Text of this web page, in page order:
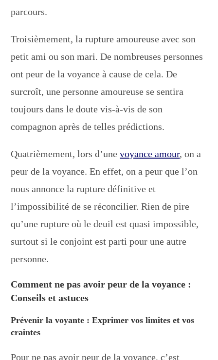
parcours.
Troisièmement, la rupture amoureuse avec son
petit ami ou son mari. De nombreuses personnes
ont peur de la voyance à cause de cela. De
surcroît, une personne amoureuse se sentira
toujours dans le doute vis-à-vis de son
compagnon après de telles prédictions.
Quatrièmement, lors d’unevoyance amour, on a
peur de la voyance. En effet, on a peur que l’on
nous annonce la rupture définitive et
l’impossibilité de se réconcilier. Rien de pire
qu’une rupture où le deuil est quasi impossible,
surtout si le conjoint est parti pour une autre
personne.
Comment ne pas avoir peur de la voyance :
Conseils et astuces
Prévenir la voyante : Exprimer vos limites et vos
craintes
Pour ne pas avoir peur de la voyance, c’est